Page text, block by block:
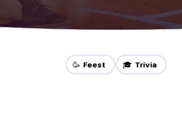
🥳 Feest 🎓 Trivia